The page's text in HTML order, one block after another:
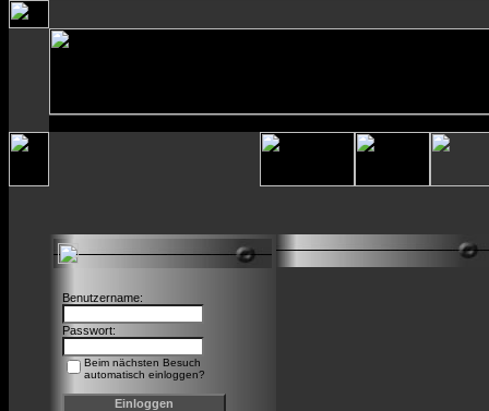
Benutzername:
Passwort:
Beim nächsten Besuch
automatisch einloggen?